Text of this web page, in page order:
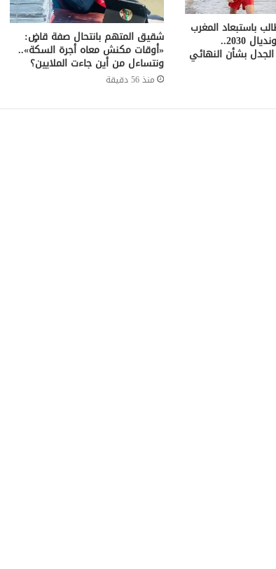
باستبعاد المغرب
من استضافة مونديال 2030..
بشأن النهائي
شقيق المتهم بانتحال صفة قاضٍ:
«أوقات مكنش معاه أجرة السكة»..
ونتساءل من أين جاءت الملايين؟
منذ 56 دقيقة